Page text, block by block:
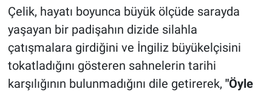
Çelik, hayatı boyunca büyük ölçüde sarayda
yaşayan bir padişahın dizide silahla
çatışmalara girdiğini ve İngiliz büyükelçisini
tokatladığını gösteren sahnelerin tarihi
karşılığının bulunmadığını dile getirerek, "Öyle